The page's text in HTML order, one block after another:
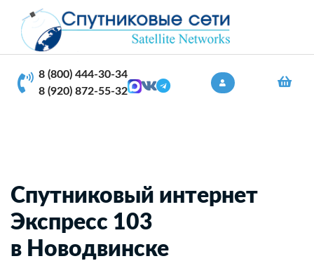
8 (800) 444-30-34
8 (920) 872-55-32
Спутниковый интернет
Экспресс 103
в Новодвинске